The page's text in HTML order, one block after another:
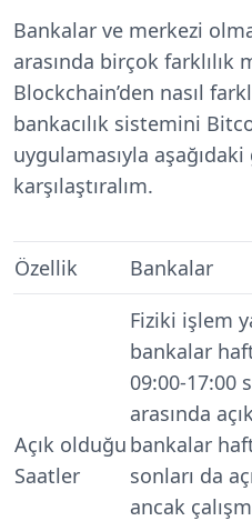
Bankalar ve merkezi
arasında birçok farklılık
Blockchain’den nasıl
bankacılık sistemini
uygulamasıyla
karşılaştıralım.
Özellik Bankalar
Açık olduğu
Saatler
Fiziki işlem
bankalar
09:00-17:00
arasında
bankalar
sonları da
ancak